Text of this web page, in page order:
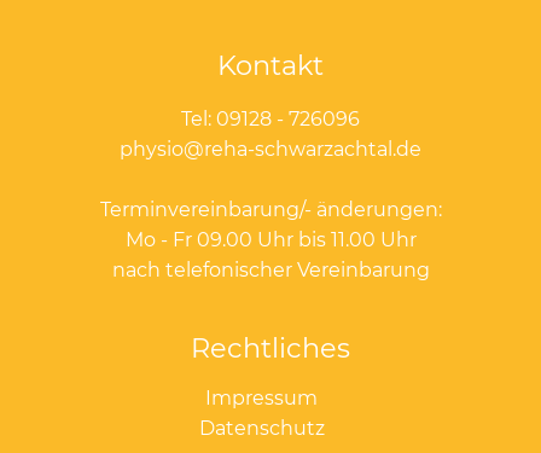
Kontakt
Tel: 09128 - 726096
physio@reha-schwarzachtal.de
Terminvereinbarung/- änderungen:
Mo - Fr 09.00 Uhr bis 11.00 Uhr
nach telefonischer Vereinbarung
Rechtliches
Impressum
Datenschutz